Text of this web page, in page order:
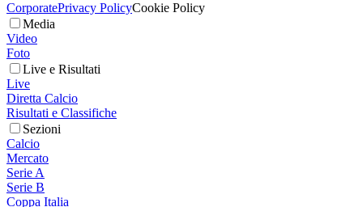
CorporatePrivacy PolicyCookie Policy
Media
Video
Foto
Live e Risultati
Live
Diretta Calcio
Risultati e Classifiche
Sezioni
Calcio
Mercato
Serie A
Serie B
Coppa Italia